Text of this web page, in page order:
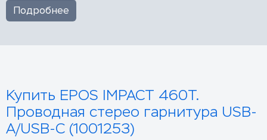
Подробнее
Купить EPOS IMPACT 460T.
Проводная стерео гарнитура USB-
A/USB-C (1001253)